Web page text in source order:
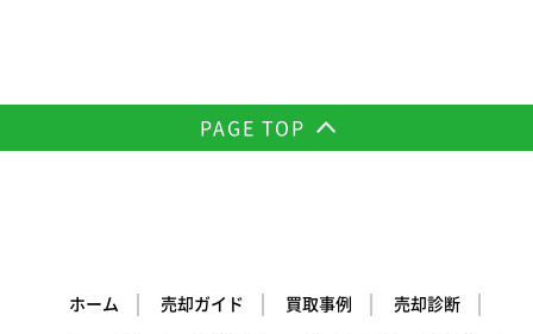
PAGE TOP
ホーム 売却ガイド 買取事例
売却診断